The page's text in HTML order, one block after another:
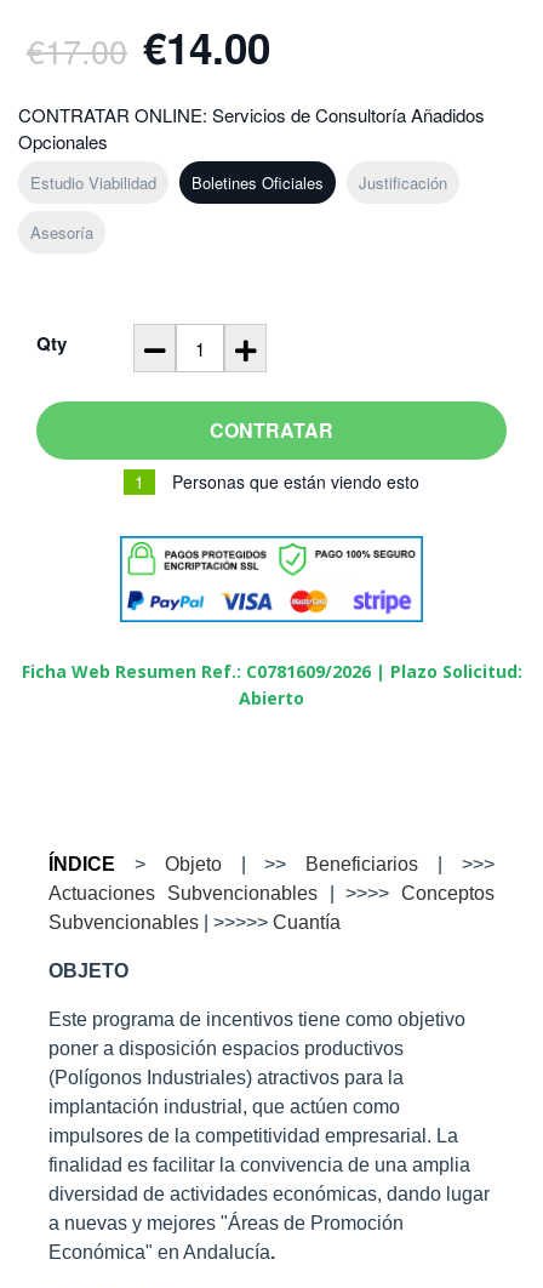
€17.00 €14.00
CONTRATAR ONLINE: Servicios de Consultoría Añadidos
Opcionales
Estudio Viabilidad Boletines Oficiales Justificación
Asesoría
Qty
CONTRATAR
1 Personas que están viendo esto
Ficha Web Resumen Ref.: C0781609/2026| Plazo Solicitud:
Abierto
ÍNDICE > Objeto | >> Beneficiarios
| >>>
Actuaciones Subvencionables
| >>>> Conceptos
Subvencionables | >>>>> Cuantía
OBJETO
Este programa de incentivos tiene como objetivo
poner a disposición espacios productivos
(Polígonos Industriales) atractivos para la
implantación industrial, que actúen como
impulsores de la competitividad empresarial. La
finalidad es facilitar la convivencia de una amplia
diversidad de actividades económicas, dando lugar
a nuevas y mejores "Áreas de Promoción
Económica" en Andalucía.